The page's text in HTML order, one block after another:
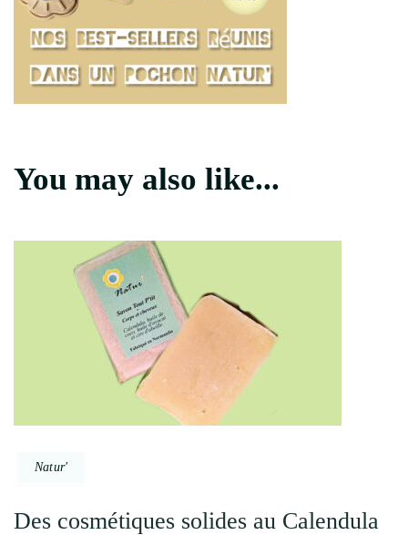
You may also like...
Natur'
Des cosmétiques solides au Calendula